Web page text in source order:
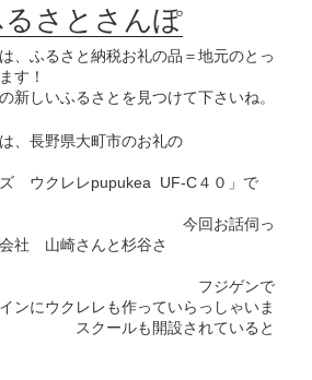
さとさんぽ
、ふるさと納税お礼の品＝地元のとっ
す！
新しいふるさとを見つけて下さいね。
、長野県大町市のお礼の
ウクレレpupukea UF-C４０」で
。
話伺っ
社 山崎さんと杉谷さ
！
ゲンで
ンにウクレレも作っていらっしゃいま
も開設されていると
、